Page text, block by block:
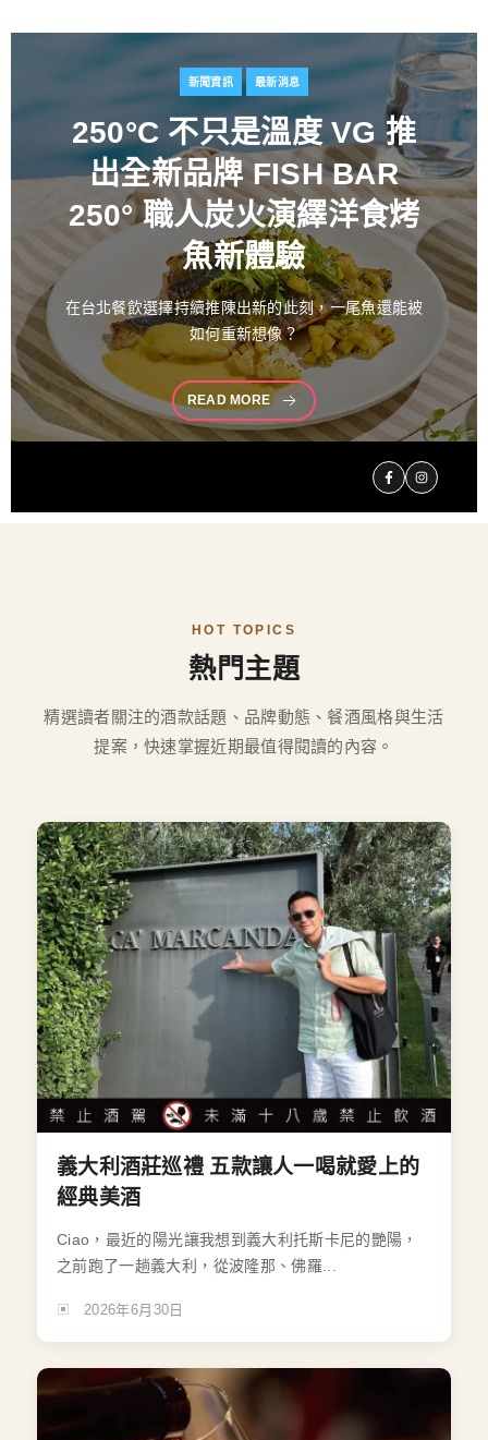
新聞資訊 最新消息
百富攜手金獎藝術家推出
花時心藝限量禮盒 循四季
流轉描繪時間之美 演繹過
桶工藝經典 獻禮中秋
中秋佳節向來是傳遞情誼與分享珍藏的重要時刻。堅
持百年製酒工藝
READ MORE
HOT TOPICS
熱門主題
精選讀者關注的酒款話題、品牌動態、餐酒風格與生活
提案，快速掌握近期最值得閱讀的內容。
義大利酒莊巡禮 五款讓人一喝就愛上的
經典美酒
Ciao，最近的陽光讓我想到義大利托斯卡尼的艷陽，
之前跑了一趟義大利，從波隆那、佛羅...
2026年6月30日